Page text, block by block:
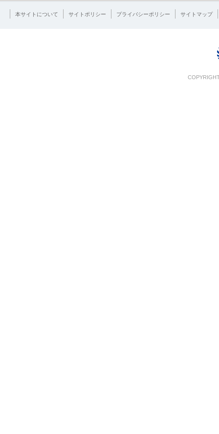
本サイトについて サイトポリシー プライバシーポリシー サイトマップ